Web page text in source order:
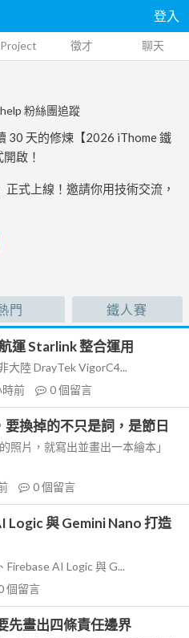
登入
徵才 聊天
粉絲團追蹤
30 天的修煉【2026 iThome 鐵
啟！
式上線！邀請你用技術交流，
門 鐵人賽
運 Starlink 整合運用
大陸 DrayTek VigorC4...
時前 0個留言
換掉的不只是詞，是節日
照片，就寫出並畫出一本繪本」
0個留言
Logic 與 Gemini Nano 打造
AI Logic 與 G...
個留言
先畫出四條責任邊界